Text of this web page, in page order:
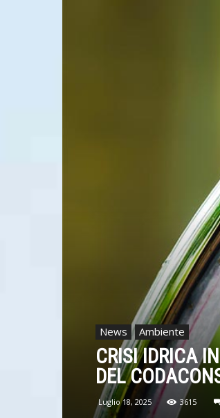
News Ambiente
CRISI IDRICA
DEL
Luglio 18, 2025 3615